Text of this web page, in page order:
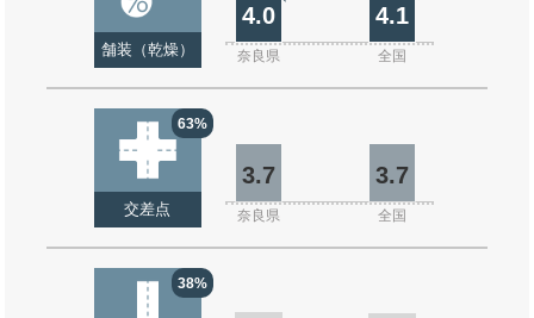
舗装（乾燥）
4.0 4.1
奈良県 全国
63%
交差点
3.7 3.7
奈良県 全国
38%